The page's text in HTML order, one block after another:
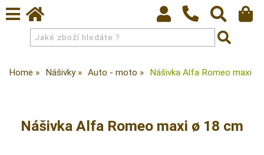
Home Nášivky Auto - moto Nášivka Alfa Romeo maxi
Nášivka Alfa Romeo maxi ø 18 cm